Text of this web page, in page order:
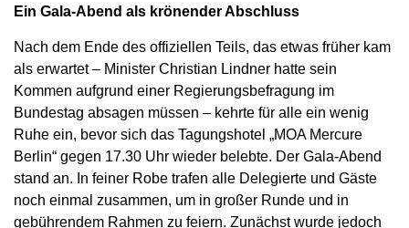
Ein Gala-Abend als krönender Abschluss
Nach dem Ende des offiziellen Teils, das etwas früher kam
als erwartet – Minister Christian Lindner hatte sein
Kommen aufgrund einer Regierungsbefragung im
Bundestag absagen müssen – kehrte für alle ein wenig
Ruhe ein, bevor sich das Tagungshotel „MOA Mercure
Berlin“ gegen 17.30 Uhr wieder belebte. Der Gala-Abend
stand an. In feiner Robe trafen alle Delegierte und Gäste
noch einmal zusammen, um in großer Runde und in
gebührendem Rahmen zu feiern. Zunächst wurde jedoch